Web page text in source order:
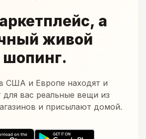
а
живой
шопинг.
США и Европе находят и
вас реальные вещи из
и присылают домой.